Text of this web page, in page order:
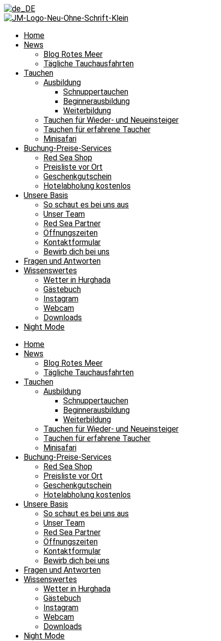
Home
News
Blog Rotes Meer
Tägliche Tauchausfahrten
Tauchen
Ausbildung
Schnuppertauchen
Beginnerausbildung
Weiterbildung
Tauchen für Wieder- und Neueinsteiger
Tauchen für erfahrene Taucher
Minisafari
Buchung-Preise-Services
Red Sea Shop
Preisliste vor Ort
Geschenkgutschein
Hotelabholung kostenlos
Unsere Basis
So schaut es bei uns aus
Unser Team
Red Sea Partner
Öffnungszeiten
Kontaktformular
Bewirb dich bei uns
Fragen und Antworten
Wissenswertes
Wetter in Hurghada
Gästebuch
Instagram
Webcam
Downloads
Night Mode
Home
News
Blog Rotes Meer
Tägliche Tauchausfahrten
Tauchen
Ausbildung
Schnuppertauchen
Beginnerausbildung
Weiterbildung
Tauchen für Wieder- und Neueinsteiger
Tauchen für erfahrene Taucher
Minisafari
Buchung-Preise-Services
Red Sea Shop
Preisliste vor Ort
Geschenkgutschein
Hotelabholung kostenlos
Unsere Basis
So schaut es bei uns aus
Unser Team
Red Sea Partner
Öffnungszeiten
Kontaktformular
Bewirb dich bei uns
Fragen und Antworten
Wissenswertes
Wetter in Hurghada
Gästebuch
Instagram
Webcam
Downloads
Night Mode